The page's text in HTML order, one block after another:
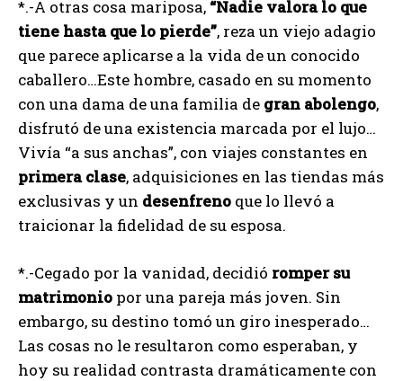
*.-A otras cosa mariposa, “Nadie valora lo que
tiene hasta que lo pierde”, reza un viejo adagio
que parece aplicarse a la vida de un conocido
caballero…Este hombre, casado en su momento
con una dama de una familia de gran abolengo,
disfrutó de una existencia marcada por el lujo…
Vivía “a sus anchas”, con viajes constantes en
primera clase, adquisiciones en las tiendas más
exclusivas y un desenfreno que lo llevó a
traicionar la fidelidad de su esposa.
*.-Cegado por la vanidad, decidió romper su
matrimonio por una pareja más joven. Sin
embargo, su destino tomó un giro inesperado…
Las cosas no le resultaron como esperaban, y
hoy su realidad contrasta dramáticamente con